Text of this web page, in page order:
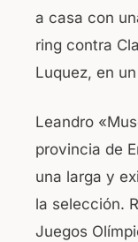
a casa con
ring contra
Luquez, en
Leandro
provincia de
una larga y
la selección.
Juegos